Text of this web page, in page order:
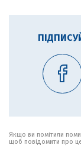
Якщо ви помітили
щоб повідомити про